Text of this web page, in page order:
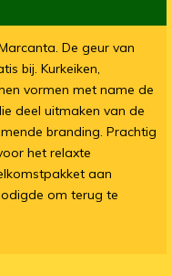
De geur van
bij. Kurkeiken,
vormen met name de
deel uitmaken van de
branding. Prachtig
het relaxte
aan
om terug te